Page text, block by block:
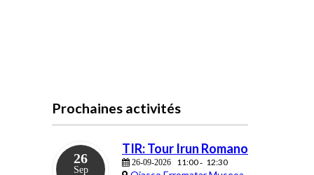
Prochaines activités
26
Sep
TIR: Tour Irun Romano
26-09-2026 11:00- 12:30